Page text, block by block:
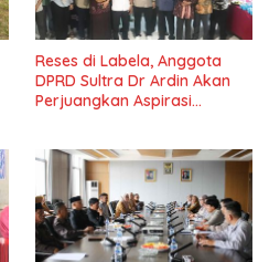
Reses di Labela, Anggota
DPRD Sultra Dr Ardin Akan
Perjuangkan Aspirasi